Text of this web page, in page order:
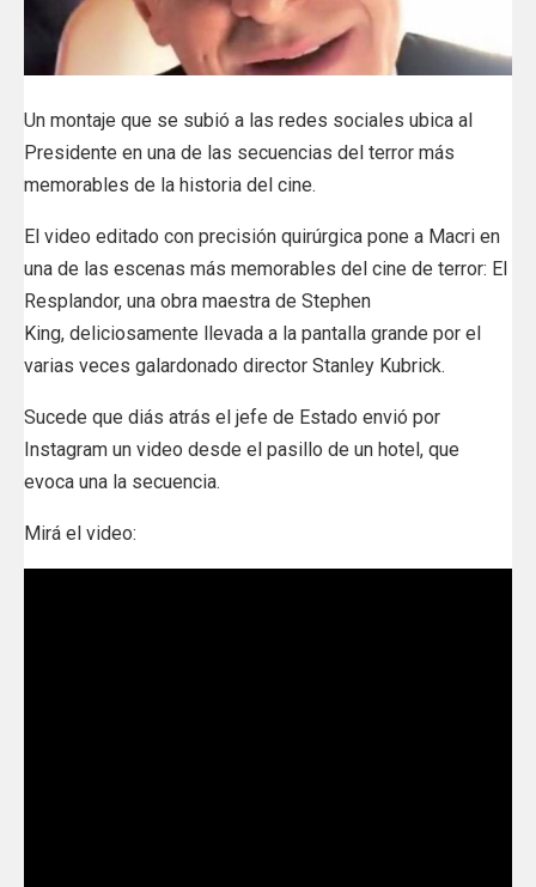
Un montaje que se subió a las redes sociales ubica al
Presidente en una de las secuencias del terror más
memorables de la historia del cine.
El video editado con precisión quirúrgica pone a Macri en
una de las escenas más memorables del cine de terror: El
Resplandor, una obra maestra de Stephen
King, deliciosamente llevada a la pantalla grande por el
varias veces galardonado director Stanley Kubrick.
Sucede que diás atrás el jefe de Estado envió por
Instagram un video desde el pasillo de un hotel, que
evoca una la secuencia.
Mirá el video: